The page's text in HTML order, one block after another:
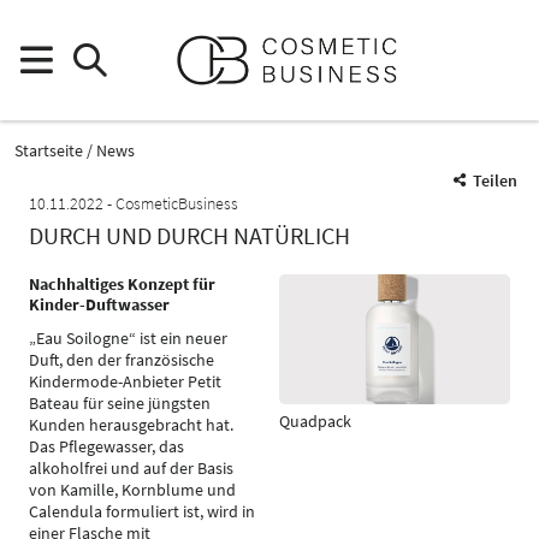
Startseite
News
Teilen
10.11.2022
CosmeticBusiness
DURCH UND DURCH NATÜRLICH
Nachhaltiges Konzept für
Kinder-Duftwasser
„Eau Soilogne“ ist ein neuer
Duft, den der französische
Kindermode-Anbieter Petit
Bateau für seine jüngsten
Kunden herausgebracht hat.
Das Pflegewasser, das
alkoholfrei und auf der Basis
von Kamille, Kornblume und
Calendula formuliert ist, wird in
einer Flasche mit
Quadpack